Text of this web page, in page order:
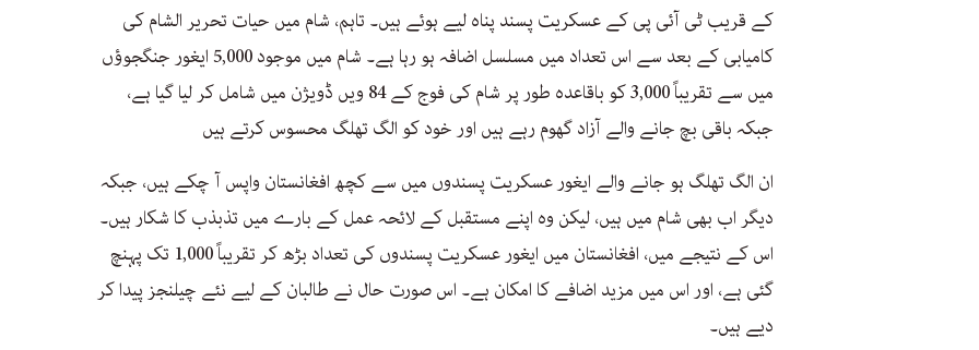
کے قریب ٹی آئی پی کے عسکریت پسند پناہ لیے ہوئے ہیں۔ تاہم، شام میں حیات تحریر الشام کی
کامیابی کے بعد سے اس تعداد میں مسلسل اضافہ ہو رہا ہے۔ شام میں موجود 5,000 ایغور جنگجوؤں
میں سے تقریباً 3,000 کو باقاعدہ طور پر شام کی فوج کے 84 ویں ڈویژن میں شامل کر لیا گیا ہے،
جبکہ باقی بچ جانے والے آزاد گھوم رہے ہیں اور خود کو الگ تھلگ محسوس کرتے ہیں
ان الگ تھلگ ہو جانے والے ایغور عسکریت پسندوں میں سے کچھ افغانستان واپس آ چکے ہیں، جبکہ
دیگر اب بھی شام میں ہیں، لیکن وہ اپنے مستقبل کے لائحہ عمل کے بارے میں تذبذب کا شکار ہیں۔
اس کے نتیجے میں، افغانستان میں ایغور عسکریت پسندوں کی تعداد بڑھ کر تقریباً 1,000 تک پہنچ
گئی ہے، اور اس میں مزید اضافے کا امکان ہے۔ اس صورت حال نے طالبان کے لیے نئے چیلنجز پیدا کر
دیے ہیں۔